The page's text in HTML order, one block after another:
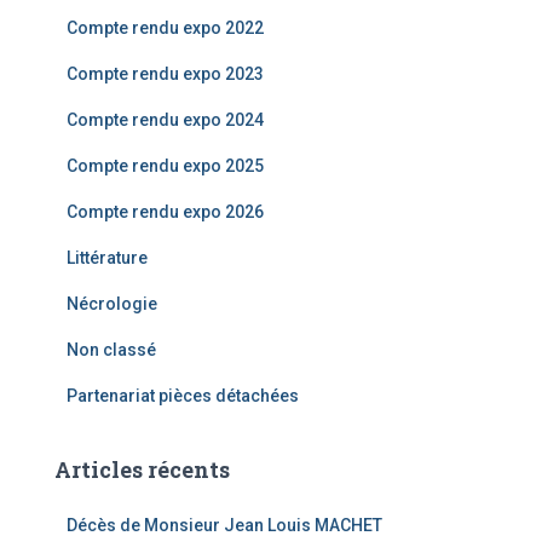
Compte rendu expo 2022
Compte rendu expo 2023
Compte rendu expo 2024
Compte rendu expo 2025
Compte rendu expo 2026
Littérature
Nécrologie
Non classé
Partenariat pièces détachées
Articles récents
Décès de Monsieur Jean Louis MACHET